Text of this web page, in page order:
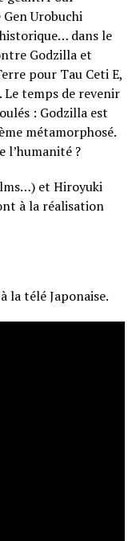
Urobuchi
dans le
Godzilla et
pour Tau Ceti E,
Le temps de revenir
: Godzilla est
métamorphosé.
l’humanité ?
et Hiroyuki
à la réalisation
la télé Japonaise.